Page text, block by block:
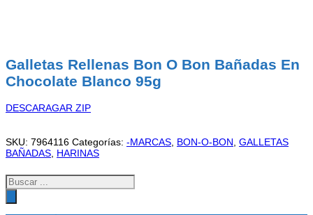
Galletas Rellenas Bon O Bon Bañadas En
Chocolate Blanco 95g
DESCARAGAR ZIP
SKU: 7964116 Categorías: -MARCAS BON-O-BON GALLETAS
BAÑADAS HARINAS
Búsqueda
de
productos